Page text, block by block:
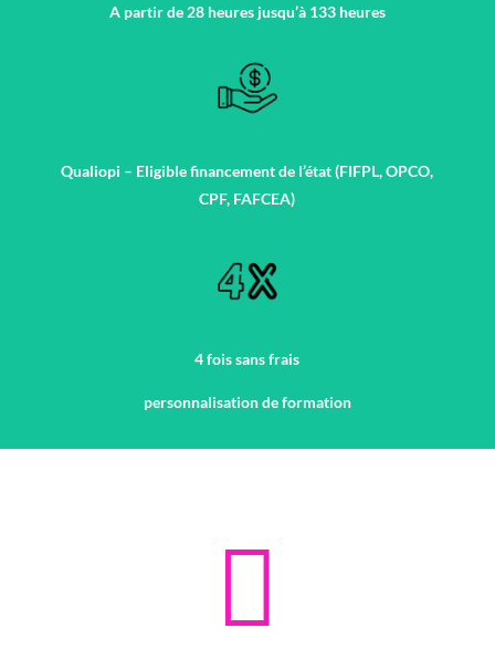
A partir de 28 heures jusqu’à 133 heures
Qualiopi – Eligible financement de l’état (FIFPL, OPCO,
CPF, FAFCEA)
4 fois sans frais
personnalisation de formation
